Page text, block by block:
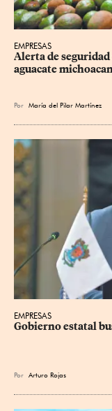
EMPRESAS
Alerta de
aguacate
Por María del Pilar Martínez
EMPRESAS
Gobierno estatal
Por Arturo Rojas